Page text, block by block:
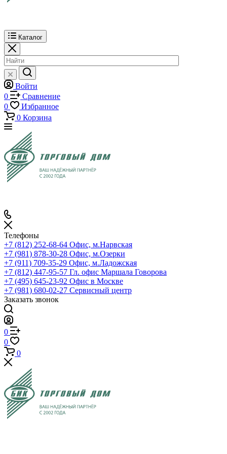
Каталог
Войти
0
Сравнение
0
Избранное
0 Корзина
Телефоны
+7 (812) 252-68-64 Офис, м.Нарвская
+7 (981) 878-30-28 Офис, м.Озерки
+7 (911) 709-35-29 Офис, м.Ладожская
+7 (812) 447-95-57 Гл. офис Маршала Говорова
+7 (495) 645-23-92 Офис в Москве
+7 (981) 680-02-27 Сервисный центр
Заказать звонок
0
0
0